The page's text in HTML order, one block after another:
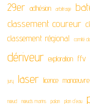
29er adhésion arbitrage
classement coureur
classement régional
comité
dériveur exploration ffv
jury laser licence manœuvre
nœud nœuds marins palan plan d'eau